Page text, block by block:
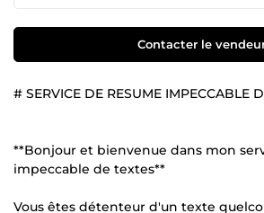
Contacter le
# SERVICE DE RESUME IMPECCABLE
**Bonjour et bienvenue dans mon
impeccable de textes**
Vous êtes détenteur d'un texte